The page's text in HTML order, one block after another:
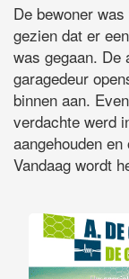
De bewoner
gezien dat er
was gegaan. De
garagedeur
binnen aan.
verdachte werd
aangehouden
Vandaag wordt